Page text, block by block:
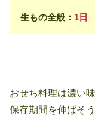
生もの全般： 1日
おせち料理は濃い
保存期間を伸ばそ